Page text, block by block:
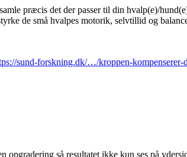
præcis det der passer til din hvalp(e)/
de små hvalpes motorik, selvtillid og
sund-forskning.dk/…/kroppen-
opgradering så resultatet ikke kun ses på